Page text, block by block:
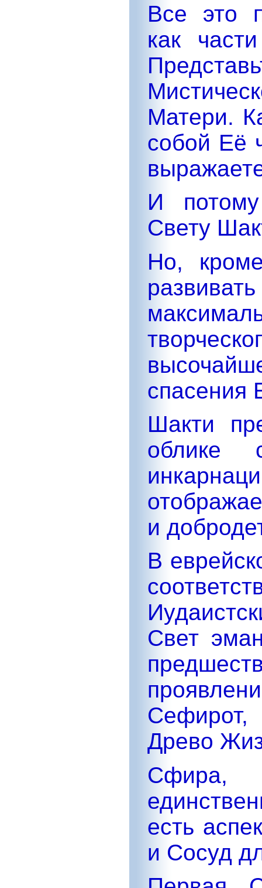
Все это
как
Матери.
собой Её
И
Свету
Но,
спасения
Шакти
облике
и
В
Свет
Древо
Сфира,
есть
и Сосуд